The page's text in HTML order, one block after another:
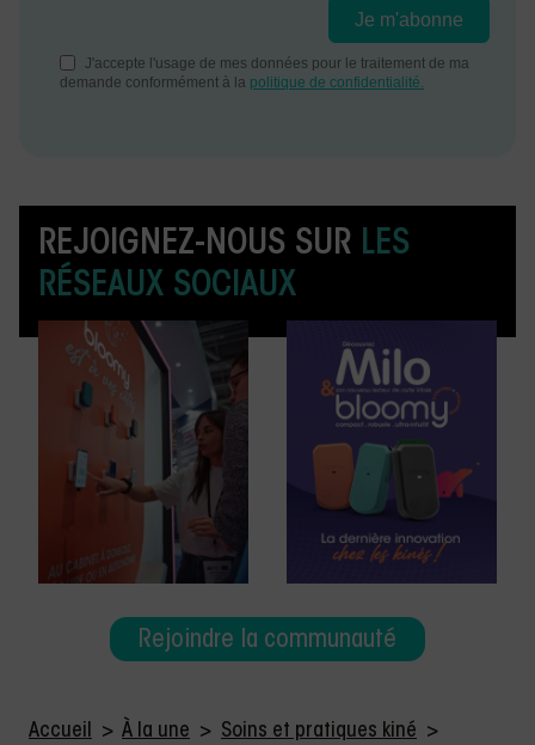
REJOIGNEZ-NOUS SUR LES
RÉSEAUX SOCIAUX
Rejoindre la communauté
Accueil > À la une > Soins et pratiques kiné >